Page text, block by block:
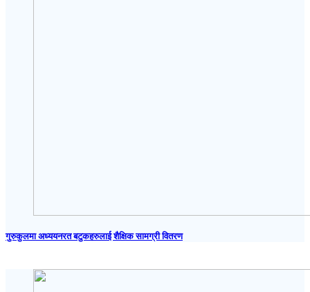
गुरुकुलमा अध्ययनरत बटुकहरुलाई शैक्षिक सामग्री वितरण